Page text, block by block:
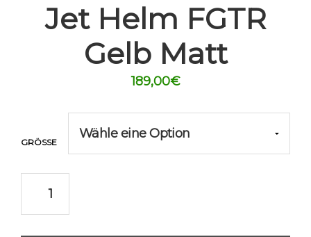
Jet Helm FGTR
Gelb Matt
189,00€
GRÖSSE